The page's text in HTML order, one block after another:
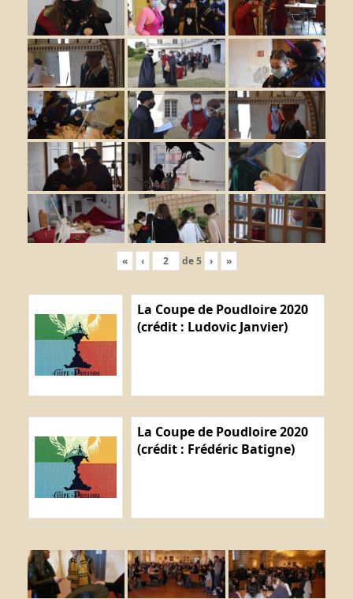
« ‹ de5 › »
La Coupe de Poudloire 2020
(crédit : Ludovic Janvier)
La Coupe de Poudloire 2020
(crédit : Frédéric Batigne)